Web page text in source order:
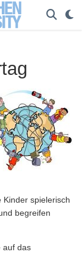
Kinder spielerisch
begreifen
auf das